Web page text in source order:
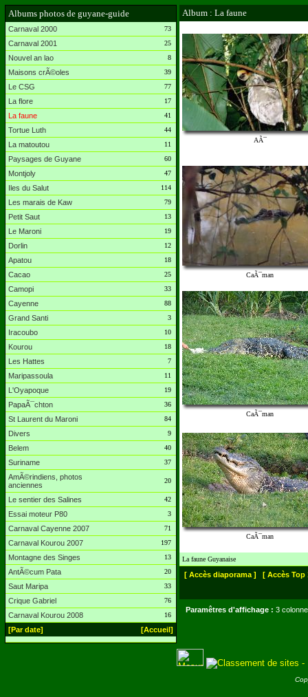
Albums photos de guyane-guide
Carnaval 2000 73
Carnaval 2001 25
Nouvel an lao 8
Maisons crÃ©oles 39
Le CSG 77
La flore 17
La faune 41
Tortue Luth 44
La matoutou 11
Paysages de Guyane 60
Montjoly 47
Iles du Salut 114
Les marais de Kaw 79
Petit Saut 13
Le Maroni 19
Dorlin 12
Apatou 18
Cacao 25
Camopi 33
Cayenne 88
Grand Santi 3
Iracoubo 10
Kourou 18
Les Hattes 7
Maripassoula 11
L'Oyapoque 19
PapaÃ¯chton 36
St Laurent du Maroni 84
Divers 9
Belem 40
Suriname 37
AmÃ©rindiens, photos
anciennes
20
Le sentier des Salines 42
Essai moteur P80 3
Carnaval Cayenne 2007 71
Carnaval Kourou 2007 197
Montagne des Singes 13
AntÃ©cum Pata 20
Saut Maripa 33
Crique Gabriel 76
Carnaval Kourou 2008 16
[Par date] [Accueil]
Album : La faune
AÃ¯
CaÃ¯man
CaÃ¯man
CaÃ¯man
La faune Guyanaise
[ Accès diaporama ] [ Accès Top
Paramêtres d'affichage : 3